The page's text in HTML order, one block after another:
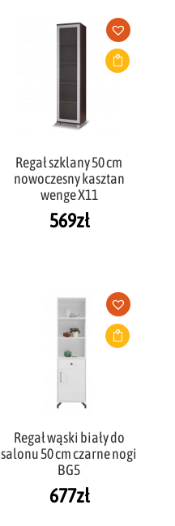
Regał szklany 50 cm
nowoczesny kasztan
wenge X11
569zł
Regał wąski biały do
salonu 50 cm czarne nogi
BG5
677zł